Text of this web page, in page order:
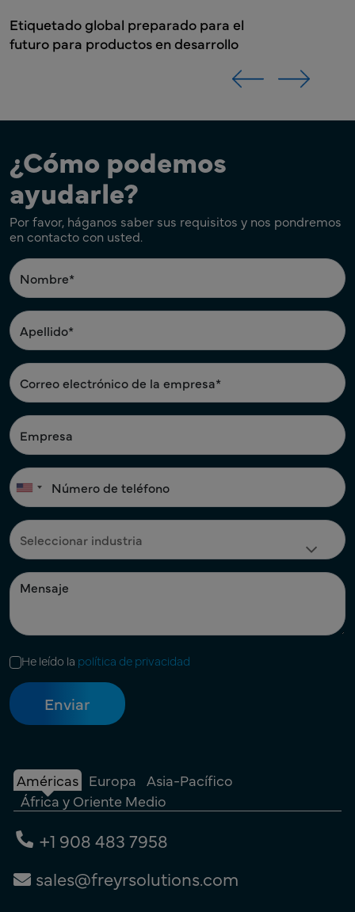
¿Cómo podemos
ayudarle?
Por favor, háganos saber sus requisitos y nos pondremos
en contacto con usted.
He leído la política de privacidad
Américas Europa Asia-Pacífico
África y Oriente Medio
+1 908 483 7958
sales@freyrsolutions.com